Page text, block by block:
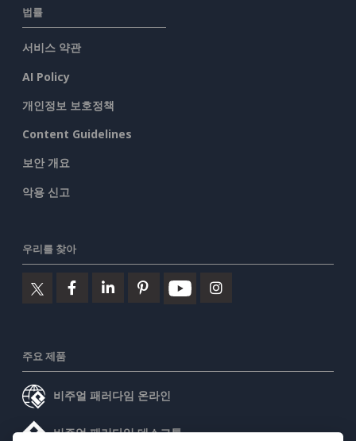
법률
서비스 약관
AI Policy
개인정보 보호정책
Content Guidelines
보안 개요
악용 신고
우리를 찾아
주요 제품
비주얼 패러다임 온라인
비주얼 패러다임 데스크톱